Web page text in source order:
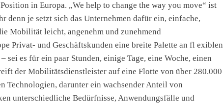
in Europa. „We help to change the way you move“ ist
je setzt sich das Unternehmen dafür ein, einfache,
Mobilität leicht, angenehm und zunehmend
Privat- und Geschäftskunden eine breite Palette an fl exiblen
es für ein paar Stunden, einige Tage, eine Woche, einen
der Mobilitätsdienstleister auf eine Flotte von über 280.000
Technologien, darunter ein wachsender Anteil von
unterschiedliche Bedürfnisse, Anwendungsfälle und